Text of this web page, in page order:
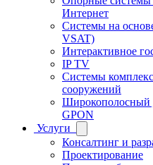
Интернет
Системы на
VSAT)
Интерактивное
IP TV
Системы
сооружений
Широкополосный
GPON
Услуги
Консалтинг и
Проектирование